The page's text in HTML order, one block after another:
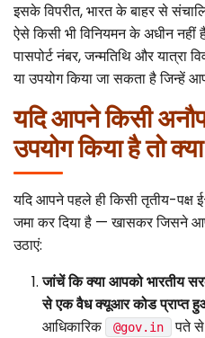
इसके विपरीत, भारत के बाहर से
ऐसे किसी भी विनियमन के अधीन
पासपोर्ट नंबर, जन्मतिथि और यात्रा
या उपयोग किया जा सकता है जिन्हें
यदि आपने किसी
उपयोग किया है तो
यदि आपने पहले ही किसी तृतीय-पक्ष
जमा कर दिया है — खासकर जिसने
उठाएं:
जांचें कि क्या आपको भारतीय
से एक वैध क्यूआर कोड प्राप्त
आधिकारिक
@gov.in
पते